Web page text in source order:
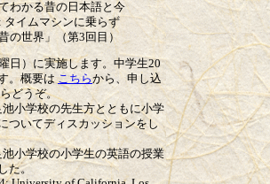
てわかる昔の日本語と今
タイムマシンに乗らず
の世界」（第3回目）
日）に実施します。中学生20
。概要はこちらから、申し込
どうぞ。
小学校の先生方とともに小学
ついてディスカッションをし
小学校の小学生の英語の授業
た。